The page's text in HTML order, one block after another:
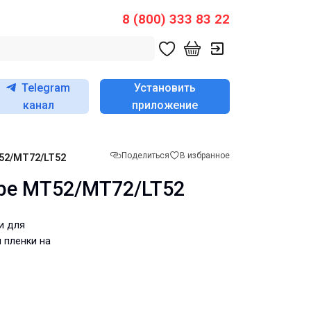
8 (800) 333 83 22
Telegram
канал
Установить
приложение
Поделиться В избранное
MT72/LT52
MT52/MT72/LT52
для
на